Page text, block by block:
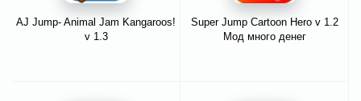
AJ Jump- Animal Jam Kangaroos!
v 1.3
Super Jump Cartoon Hero v 1.2
Мод много денег